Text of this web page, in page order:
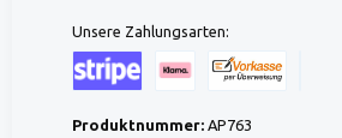
Unsere Zahlungsarten:
Produktnummer: AP763